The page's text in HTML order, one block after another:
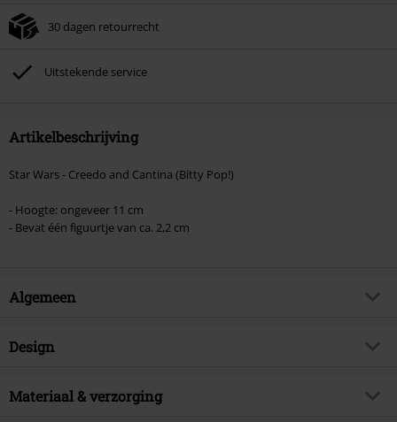
Kan niet gecombineerd worden met andere kortingscodes. Boeken, media,
Toten Hosen, Metality, cadeaubonnen en artikelen met een inbegrepen
donatie zijn uitgesloten van de korting.
30 dagen retourrecht
Uitstekende service
Artikelbeschrijving
Star Wars - Creedo and Cantina (Bitty Pop!)
- Hoogte: ongeveer 11 cm
- Bevat één figuurtje van ca. 2,2 cm
Algemeen
Artikelnr.
Artikelonderwerp
Fan merch, TV-series, Disney, Film
Design
Producttype
Materiaal & verzorging